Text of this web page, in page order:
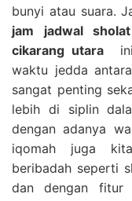
bunyi atau suara.
jam jadwal
cikarang utara ini
waktu jedda
sangat penting
lebih di siplin
dengan adanya
iqomah juga
beribadah seperti
dan dengan fitur